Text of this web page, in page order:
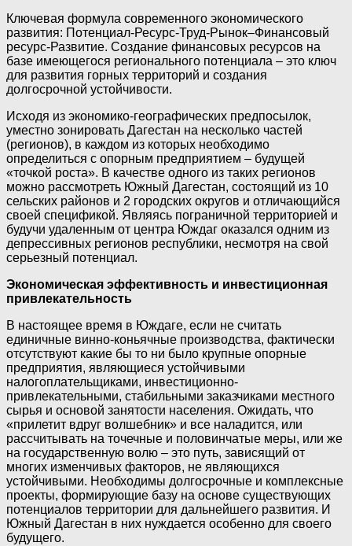
Ключевая формула современного экономического
развития: Потенциал-Ресурс-Труд-Рынок–Финансовый
ресурс-Развитие. Создание финансовых ресурсов на
базе имеющегося регионального потенциала – это ключ
для развития горных территорий и создания
долгосрочной устойчивости.
Исходя из экономико-географических предпосылок,
уместно зонировать Дагестан на несколько частей
(регионов), в каждом из которых необходимо
определиться с опорным предприятием – будущей
«точкой роста». В качестве одного из таких регионов
можно рассмотреть Южный Дагестан, состоящий из 10
сельских районов и 2 городских округов и отличающийся
своей спецификой. Являясь пограничной территорией и
будучи удаленным от центра Юждаг оказался одним из
депрессивных регионов республики, несмотря на свой
серьезный потенциал.
Экономическая эффективность и инвестиционная
привлекательность
В настоящее время в Юждаге, если не считать
единичные винно-коньячные производства, фактически
отсутствуют какие бы то ни было крупные опорные
предприятия, являющиеся устойчивыми
налогоплательщиками, инвестиционно-
привлекательными, стабильными заказчиками местного
сырья и основой занятости населения. Ожидать, что
«прилетит вдруг волшебник» и все наладится, или
рассчитывать на точечные и половинчатые меры, или же
на государственную волю – это путь, зависящий от
многих изменчивых факторов, не являющихся
устойчивыми. Необходимы долгосрочные и комплексные
проекты, формирующие базу на основе существующих
потенциалов территории для дальнейшего развития. И
Южный Дагестан в них нуждается особенно для своего
будущего.